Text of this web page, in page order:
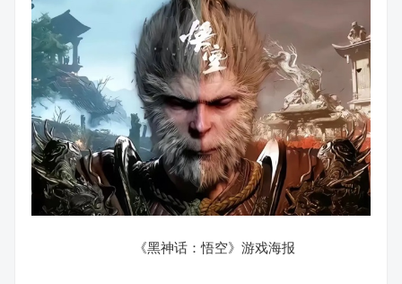
《黑神话：悟空》游戏海报